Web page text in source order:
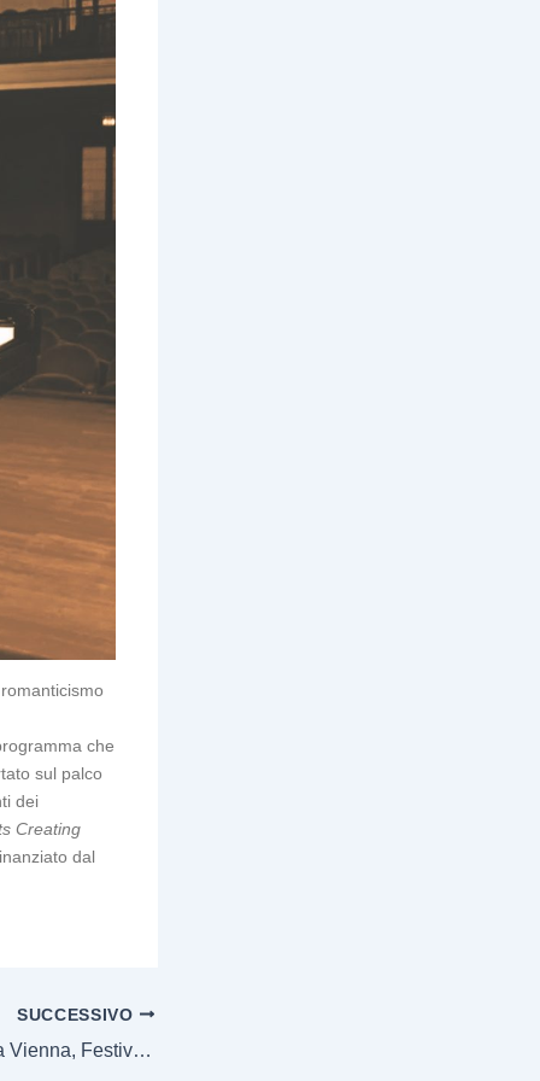
che
sul palco
dei
Creating
dal
SUCCESSIVO
Antonio Albanese a Vienna, Festival “La Fonte”